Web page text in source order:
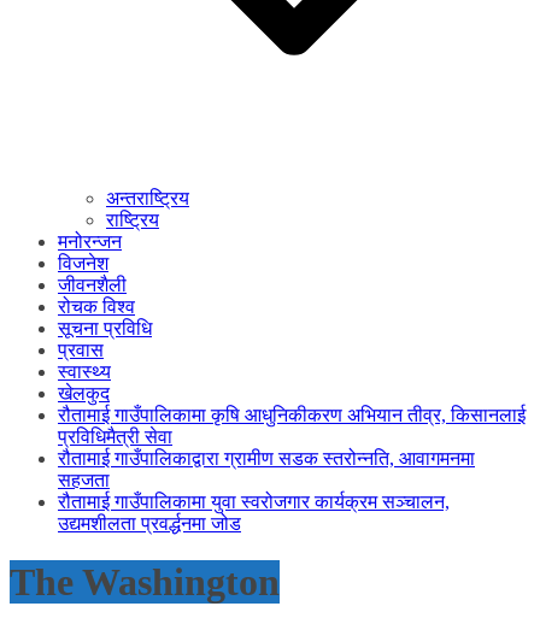
अन्तराष्ट्रिय
राष्ट्रिय
मनोरन्जन
विजनेश
जीवनशैली
रोचक विश्व
सूचना प्रविधि
प्रवास
स्वास्थ्य
खेलकुद
रौतामाई गाउँपालिकामा कृषि आधुनिकीकरण अभियान तीव्र, किसानलाई
प्रविधिमैत्री सेवा
रौतामाई गाउँपालिकाद्वारा ग्रामीण सडक स्तरोन्नति, आवागमनमा
सहजता
रौतामाई गाउँपालिकामा युवा स्वरोजगार कार्यक्रम सञ्चालन,
उद्यमशीलता प्रवर्द्धनमा जोड
The Washington